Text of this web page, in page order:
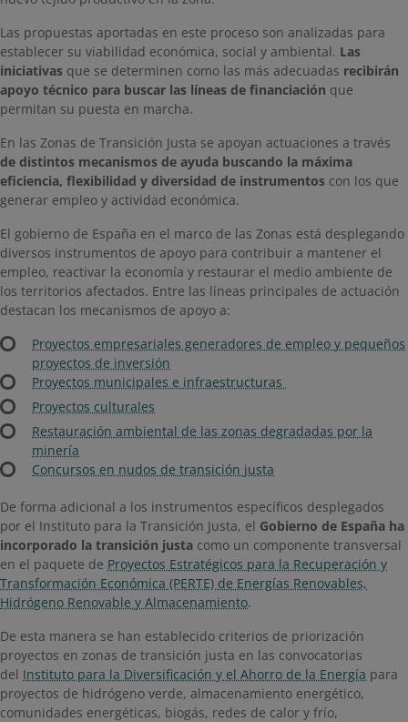
Las propuestas aportadas en este proceso son analizadas para
establecer su viabilidad económica, social y ambiental. Las
iniciativas que se determinen como las más adecuadas recibirán
apoyo técnico para buscar las líneas de financiación que
permitan su puesta en marcha.
En las Zonas de Transición Justa se apoyan actuaciones a través
de distintos mecanismos de ayuda buscando la máxima
eficiencia, flexibilidad y diversidad de instrumentos con los que
generar empleo y actividad económica.
El gobierno de España en el marco de las Zonas está desplegando
diversos instrumentos de apoyo para contribuir a mantener el
empleo, reactivar la economía y restaurar el medio ambiente de
los territorios afectados. Entre las líneas principales de actuación
destacan los mecanismos de apoyo a:
Proyectos empresariales generadores de empleo y pequeños
proyectos de inversión
Proyectos municipales e infraestructuras
Proyectos culturales
Restauración ambiental de las zonas degradadas por la
minería
Concursos en nudos de transición justa
De forma adicional a los instrumentos específicos desplegados
por el Instituto para la Transición Justa, el Gobierno de España ha
incorporado la transición justa como un componente transversal
en el paquete de Proyectos Estratégicos para la Recuperación y
Transformación Económica (PERTE) de Energías Renovables,
Hidrógeno Renovable y Almacenamiento.
De esta manera se han establecido criterios de priorización
proyectos en zonas de transición justa en las convocatorias
del Instituto para la Diversificación y el Ahorro de la Energía para
proyectos de hidrógeno verde, almacenamiento energético,
comunidades energéticas, biogás, redes de calor y frío,